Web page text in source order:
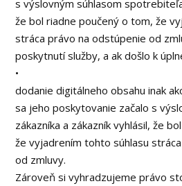
s výslovným súhlasom
že bol riadne poučený o tom, že
stráca právo na odstúpenie od
poskytnutí služby, a ak došlo k
•
dodanie digitálneho obsahu inak
sa jeho poskytovanie začalo s
zákazníka a zákazník vyhlásil, že
že vyjadrením tohto súhlasu
od zmluvy.
Zároveň si vyhradzujeme právo